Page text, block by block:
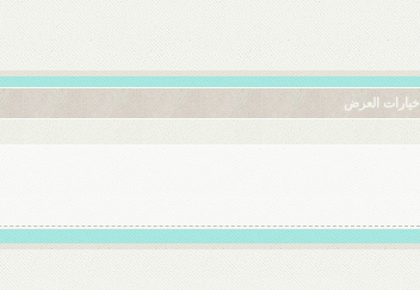
خيارات العرض